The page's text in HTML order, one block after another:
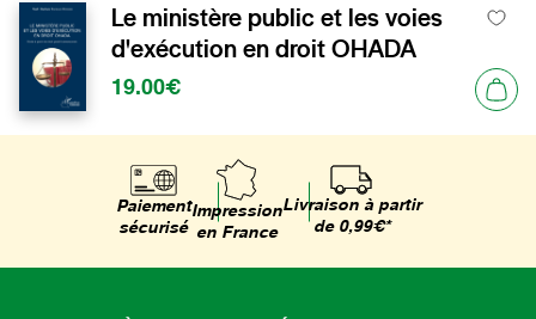
Le ministère public et les voies
d'exécution en droit OHADA
19.00€
Paiement
sécurisé
Impression
en France
Livraison à partir
de 0,99€*